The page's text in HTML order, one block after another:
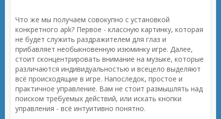
Что же мы получаем совокупно с установкой
конкретного apk? Первое - классную картинку, которая
не будет служить раздражителем для глаз и
прибавляет необыкновенную изюминку игре. Далее,
стоит сконцентрировать внимание на музыке, которые
различаются индивидуальностью и всецело выделяют
всё происходящие в игре. Напоследок, простое и
практичное управление. Вам не стоит размышлять над
поиском требуемых действий, или искать кнопки
управления - всё интуитивно понятно.